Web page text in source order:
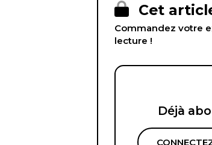
Cet
Commandez votre
lecture !
Déjà